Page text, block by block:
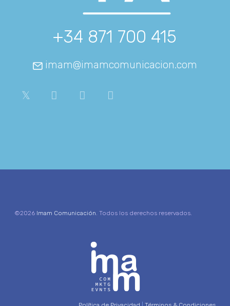
+34 871 700 415
imam@imamcomunicacion.com
©2026 Imam Comunicación. Todos los derechos reservados.